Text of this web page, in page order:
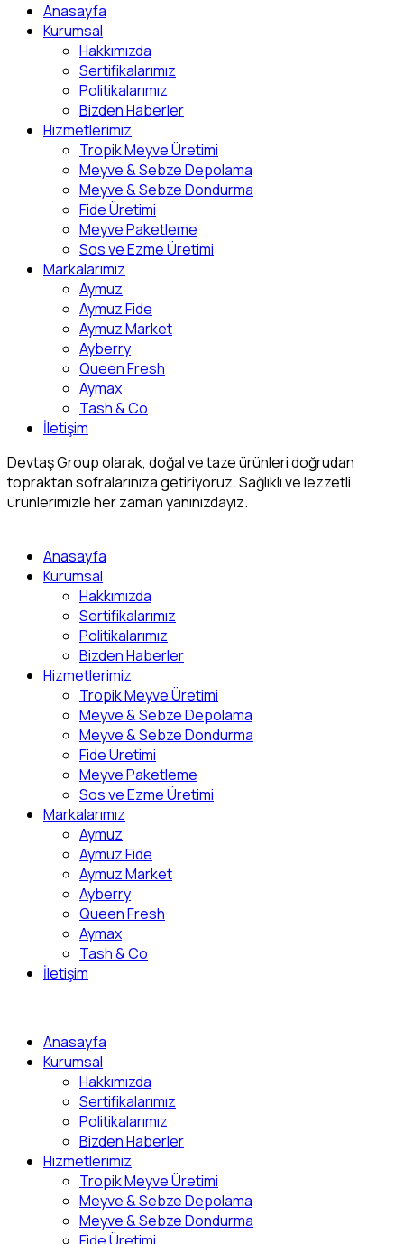
Anasayfa
Kurumsal
Hakkımızda
Sertifikalarımız
Politikalarımız
Bizden Haberler
Hizmetlerimiz
Tropik Meyve Üretimi
Meyve & Sebze Depolama
Meyve & Sebze Dondurma
Fide Üretimi
Meyve Paketleme
Sos ve Ezme Üretimi
Markalarımız
Aymuz
Aymuz Fide
Aymuz Market
Ayberry
Queen Fresh
Aymax
Tash & Co
İletişim
Devtaş Group olarak, doğal ve taze ürünleri doğrudan
topraktan sofralarınıza getiriyoruz. Sağlıklı ve lezzetli
ürünlerimizle her zaman yanınızdayız.
Anasayfa
Kurumsal
Hakkımızda
Sertifikalarımız
Politikalarımız
Bizden Haberler
Hizmetlerimiz
Tropik Meyve Üretimi
Meyve & Sebze Depolama
Meyve & Sebze Dondurma
Fide Üretimi
Meyve Paketleme
Sos ve Ezme Üretimi
Markalarımız
Aymuz
Aymuz Fide
Aymuz Market
Ayberry
Queen Fresh
Aymax
Tash & Co
İletişim
Anasayfa
Kurumsal
Hakkımızda
Sertifikalarımız
Politikalarımız
Bizden Haberler
Hizmetlerimiz
Tropik Meyve Üretimi
Meyve & Sebze Depolama
Meyve & Sebze Dondurma